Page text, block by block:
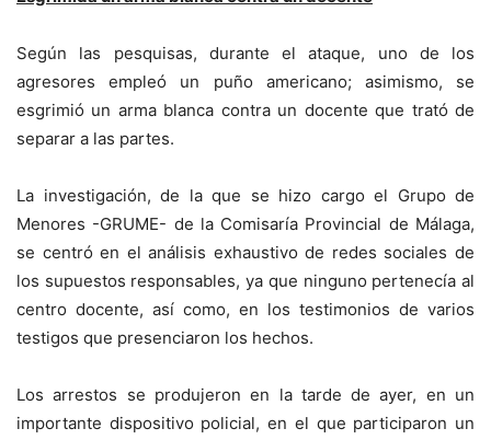
Según las pesquisas, durante el ataque, uno de los
agresores empleó un puño americano; asimismo, se
esgrimió un arma blanca contra un docente que trató de
separar a las partes.
La investigación, de la que se hizo cargo el Grupo de
Menores -GRUME- de la Comisaría Provincial de Málaga,
se centró en el análisis exhaustivo de redes sociales de
los supuestos responsables, ya que ninguno pertenecía al
centro docente, así como, en los testimonios de varios
testigos que presenciaron los hechos.
Los arrestos se produjeron en la tarde de ayer, en un
importante dispositivo policial, en el que participaron un